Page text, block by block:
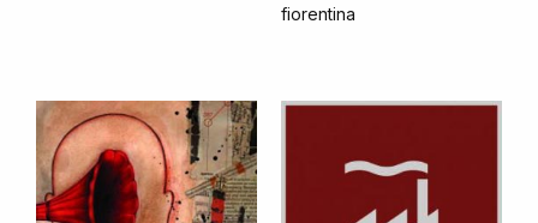
fiorentina